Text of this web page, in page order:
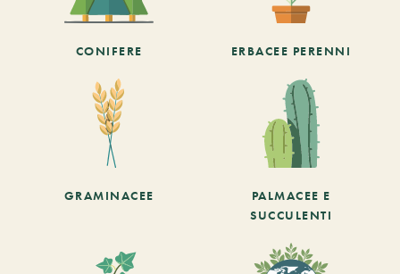
CONIFERE ERBACEE PERENNI
GRAMINACEE
PALMACEE E
SUCCULENTI